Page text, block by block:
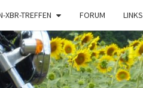
XBR-TREFFEN FORUM LINKS